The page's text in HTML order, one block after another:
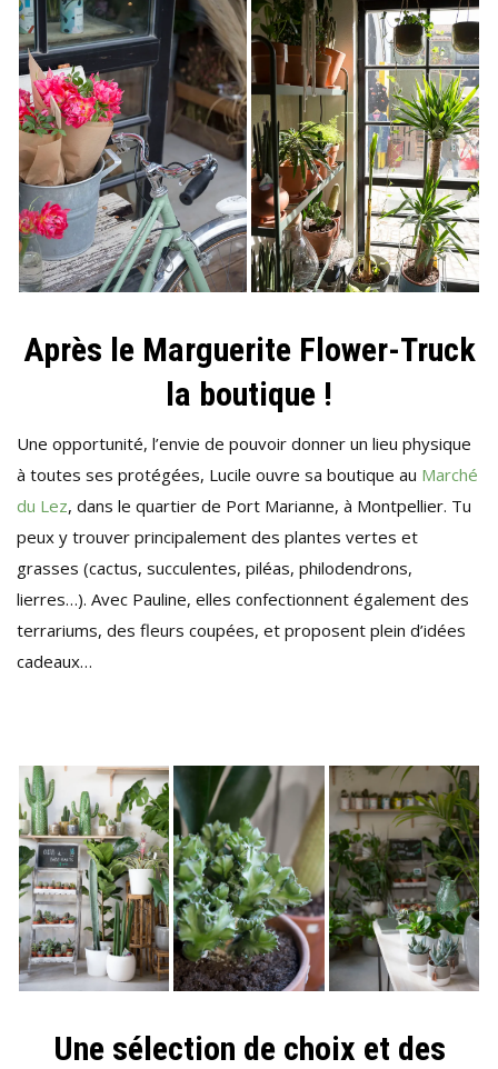
Après le Marguerite Flower-Truck
la boutique !
Une opportunité, l’envie de pouvoir donner un lieu physique
à toutes ses protégées, Lucile ouvre sa boutique au Marché
du Lez, dans le quartier de Port Marianne, à Montpellier. Tu
peux y trouver principalement des plantes vertes et
grasses (cactus, succulentes, piléas, philodendrons,
lierres…). Avec Pauline, elles confectionnent également des
terrariums, des fleurs coupées, et proposent plein d’idées
cadeaux…
Une sélection de choix et des